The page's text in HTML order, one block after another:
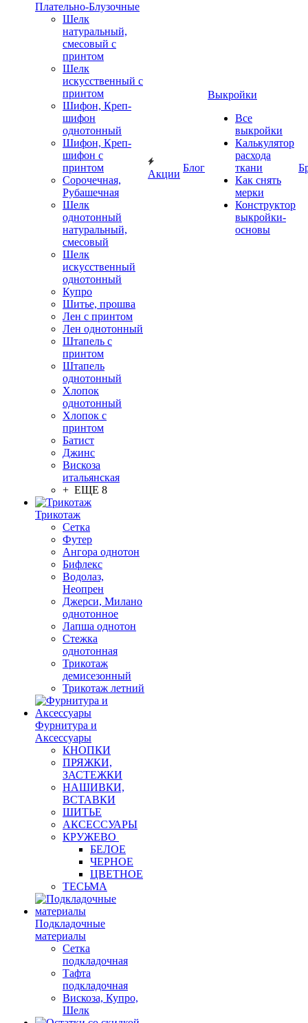
Плательно-Блузочные
Шелк
натуральный,
смесовый с
принтом
Шелк
искусственный с
принтом
Шифон, Креп-
шифон
однотонный
Шифон, Креп-
шифон с
принтом
Сорочечная,
Рубашечная
Шелк
однотонный
натуральный,
смесовый
Шелк
искусственный
однотонный
Купро
Шитье, прошва
Лен с принтом
Лен однотонный
Штапель с
принтом
Штапель
однотонный
Хлопок
однотонный
Хлопок с
принтом
Батист
Джинс
Вискоза
итальянская
+ ЕЩЕ 8
Трикотаж
Сетка
Футер
Ангора однотон
Бифлекс
Водолаз,
Неопрен
Джерси, Милано
однотонное
Лапша однотон
Стежка
однотонная
Трикотаж
демисезонный
Трикотаж летний
Фурнитура и
Аксессуары
КНОПКИ
ПРЯЖКИ,
ЗАСТЕЖКИ
НАШИВКИ,
ВСТАВКИ
ШИТЬЕ
АКСЕССУАРЫ
КРУЖЕВО
БЕЛОЕ
ЧЕРНОЕ
ЦВЕТНОЕ
ТЕСЬМА
Подкладочные
материалы
Сетка
подкладочная
Тафта
подкладочная
Вискоза, Купро,
Шелк
Акции
Блог
Выкройки
Все
выкройки
Калькулятор
расхода
ткани
Как снять
мерки
Конструктор
выкройки-
основы